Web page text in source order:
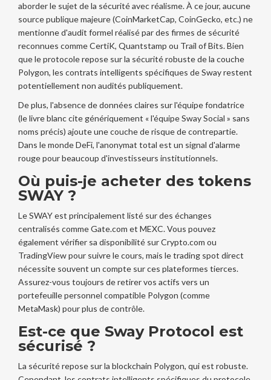
aborder le sujet de la sécurité avec réalisme. À ce jour, aucune
source publique majeure (CoinMarketCap, CoinGecko, etc.) ne
mentionne d'audit formel réalisé par des firmes de sécurité
reconnues comme CertiK, Quantstamp ou Trail of Bits. Bien
que le protocole repose sur la sécurité robuste de la couche
Polygon, les contrats intelligents spécifiques de Sway restent
potentiellement non audités publiquement.
De plus, l'absence de données claires sur l'équipe fondatrice
(le livre blanc cite génériquement « l'équipe Sway Social » sans
noms précis) ajoute une couche de risque de contrepartie.
Dans le monde DeFi, l'anonymat total est un signal d'alarme
rouge pour beaucoup d'investisseurs institutionnels.
Où puis-je acheter des tokens
SWAY ?
Le SWAY est principalement listé sur des échanges
centralisés comme Gate.com et MEXC. Vous pouvez
également vérifier sa disponibilité sur Crypto.com ou
TradingView pour suivre le cours, mais le trading spot direct
nécessite souvent un compte sur ces plateformes tierces.
Assurez-vous toujours de retirer vos actifs vers un
portefeuille personnel compatible Polygon (comme
MetaMask) pour plus de contrôle.
Est-ce que Sway Protocol est
sécurisé ?
La sécurité repose sur la blockchain Polygon, qui est robuste.